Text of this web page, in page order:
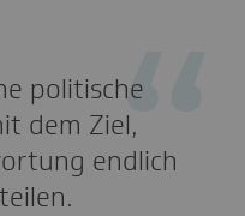
politische
dem Ziel,
endlich